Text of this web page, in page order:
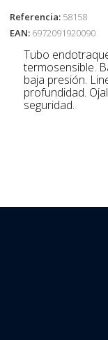
Referencia: 58158
EAN: 6972091920090
Tubo endotraqueal de PVC transparente y
termosensible.
baja presión.
profundidad.
seguridad.